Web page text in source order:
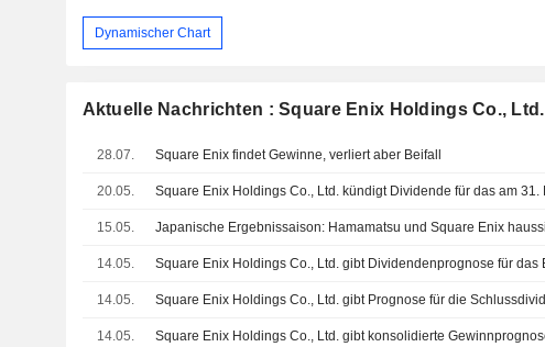
Dynamischer Chart
Aktuelle Nachrichten : Square Enix Holdings Co., Ltd.
28.07. Square Enix findet Gewinne, verliert aber Beifall
20.05.
15.05.
14.05.
14.05.
14.05.